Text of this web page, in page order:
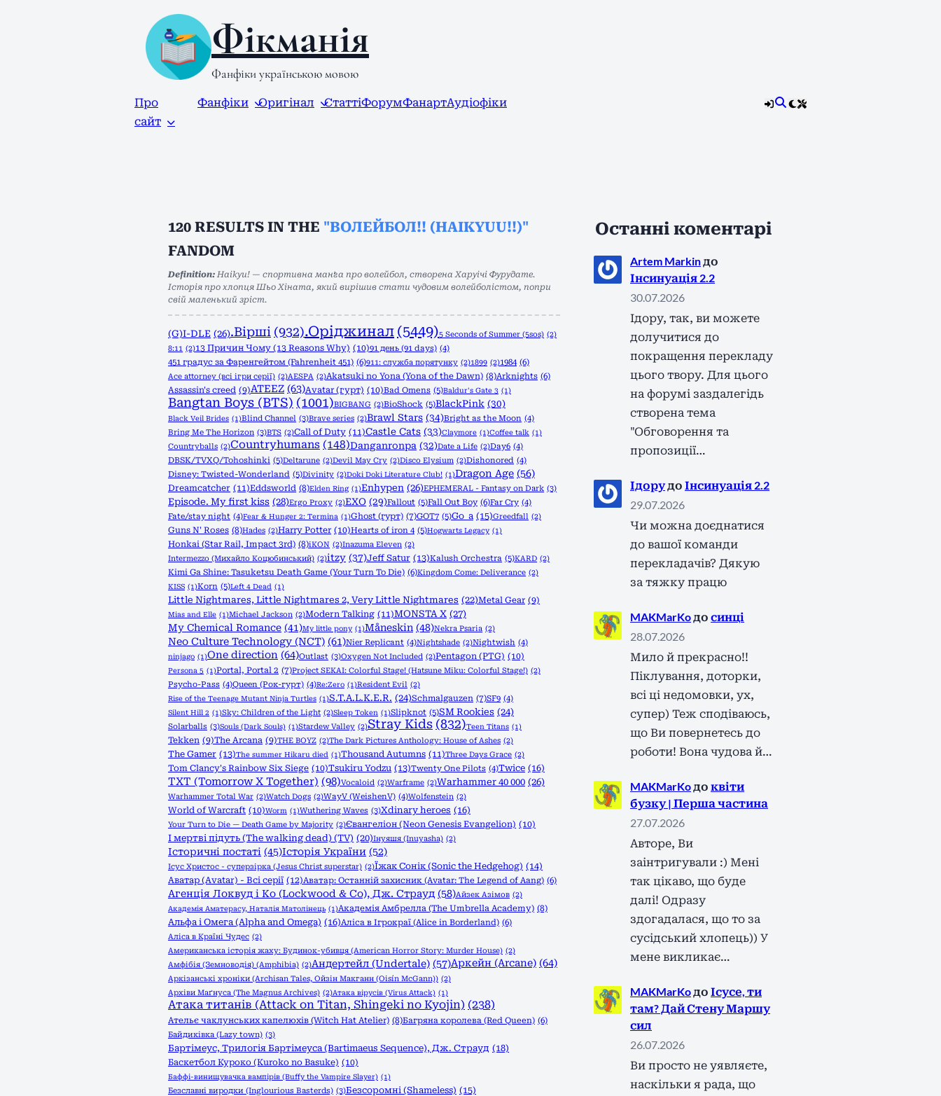
Фікманія
Фанфіки українською мовою
Про
сайт
Фанфіки Оригінал СтаттіФорумФанартАудіофіки
120 RESULTS IN THE "ВОЛЕЙБОЛ!! (HAIKYUU!!)"
FANDOM
Definition: Haikyu! — спортивна манґа про волейбол, створена Харуічі Фурудате.
Історія про хлопця Шьо Хіната, який вирішив стати чудовим волейболістом, попри
свій маленький зріст.
(G)I-DLE (26).Вірші (932).Оріджинал (5449)5 Seconds of Summer (5sos) (2)
8:11 (2)13 Причин Чому (13 Reasons Why) (10)91 день (91 days) (4)
451 градус за Фаренгейтом (Fahrenheit 451) (6)911: служба порятунку (2)1899 (2)1984 (6)
Ace attorney (всі ігри серії) (2)AESPA (2)Akatsuki no Yona (Yona of the Dawn) (8)Arknights (6)
Assassin's creed (9)ATEEZ (63)Avatar (гурт) (10)Bad Omens (5)Baldur's Gate 3 (1)
Bangtan Boys (BTS) (1001)BIGBANG (2)BioShock (5)BlackPink (30)
Black Veil Brides (1)Blind Channel (3)Brave series (2)Brawl Stars (34)Bright as the Moon (4)
Bring Me The Horizon (3)BTS (2)Call of Duty (11)Castle Cats (33)Claymore (1)Coffee talk (1)
Countryballs (2)Countryhumans (148)Danganronpa (32)Date a Life (2)Day6 (4)
DBSK/TVXQ/Tohoshinki (5)Deltarune (2)Devil May Cry (2)Disco Elysium (2)Dishonored (4)
Disney: Twisted-Wonderland (5)Divinity (2)Doki Doki Literature Club! (1)Dragon Age (56)
Dreamcatcher (11)Eddsworld (8)Elden Ring (1)Enhypen (26)EPHEMERAL - Fantasy on Dark (3)
Episode. My first kiss (28)Ergo Proxy (2)EXO (29)Fallout (5)Fall Out Boy (6)Far Cry (4)
Fate/stay night (4)Fear & Hunger 2: Termina (1)Ghost (гурт) (7)GOT7 (5)Go_a (15)Greedfall (2)
Guns N' Roses (8)Hades (2)Harry Potter (10)Hearts of iron 4 (5)Hogwarts Legacy (1)
Honkai (Star Rail, Impact 3rd) (8)iKON (2)Inazuma Eleven (2)
Intermezzo (Михайло Коцюбинський) (2)itzy (37)Jeff Satur (13)Kalush Orchestra (5)KARD (2)
Kimi Ga Shine: Tasuketsu Death Game (Your Turn To Die) (6)Kingdom Come: Deliverance (2)
KISS (1)Korn (5)Left 4 Dead (1)
Little Nightmares, Little Nightmares 2, Very Little Nightmares (22)Metal Gear (9)
Mias and Elle (1)Michael Jackson (2)Modern Talking (11)MONSTA X (27)
My Chemical Romance (41)My little pony (1)Måneskin (48)Nekra Psaria (2)
Neo Culture Technology (NCT) (61)Nier Replicant (4)Nightshade (2)Nightwish (4)
ninjago (1)One direction (64)Outlast (3)Oxygen Not Included (2)Pentagon (PTG) (10)
Persona 5 (1)Portal, Portal 2 (7)Project SEKAI: Colorful Stage! (Hatsune Miku: Colorful Stage!) (2)
Psycho-Pass (4)Queen (Рок-гурт) (4)Re:Zero (1)Resident Evil (2)
Rise of the Teenage Mutant Ninja Turtles (1)S.T.A.L.K.E.R. (24)Schmalgauzen (7)SF9 (4)
Silent Hill 2 (1)Sky: Children of the Light (2)Sleep Token (1)Slipknot (5)SM Rookies (24)
Solarballs (3)Souls (Dark Souls) (1)Stardew Valley (2)Stray Kids (832)Teen Titans (1)
Tekken (9)The Arcana (9)THE BOYZ (2)The Dark Pictures Anthology: House of Ashes (2)
The Gamer (13)The summer Hikaru died (1)Thousand Autumns (11)Three Days Grace (2)
Tom Clancy's Rainbow Six Siege (10)Tsukiru Yodzu (13)Twenty One Pilots (4)Twice (16)
TXT (Tomorrow X Together) (98)Vocaloid (2)Warframe (2)Warhammer 40 000 (26)
Warhammer Total War (2)Watch Dogs (2)WayV (WeishenV) (4)Wolfenstein (2)
World of Warcraft (10)Worm (1)Wuthering Waves (3)Xdinary heroes (16)
Your Turn to Die — Death Game by Majority (2)Євангеліон (Neon Genesis Evangelion) (10)
І мертві підуть (The walking dead) (TV) (20)Інуяшя (Inuyasha) (2)
Історичні постаті (45)Історія України (52)
Ісус Христос - суперзірка (Jesus Christ superstar) (2)Їжак Сонік (Sonic the Hedgehog) (14)
Аватар (Avatar) - Всі серії (12)Аватар: Останній захисник (Avatar: The Legend of Aang) (6)
Агенція Локвуд і Кo (Lockwood & Co), Дж. Страуд (58)Айзек Азімов (2)
Академія Аматерасу, Наталія Матолінець (1)Академія Амбрелла (The Umbrella Academy) (8)
Альфа і Омега (Alpha and Omega) (16)Аліса в Ігрокраї (Alice in Borderland) (6)
Аліса в Країні Чудес (2)
Американська історія жаху: Будинок-убивця (American Horror Story: Murder House) (2)
Амфібія (Земноводія) (Amphibia) (2)Андертейл (Undertale) (57)Аркейн (Arcane) (64)
Аркізанські хроніки (Archisan Tales, Ойзін Макганн (Oisín McGann)) (2)
Архіви Маґнуса (The Magnus Archives) (2)Атака вірусів (Virus Attack) (1)
Атака титанів (Attack on Titan, Shingeki no Kyojin) (238)
Ательє чаклунських капелюхів (Witch Hat Atelier) (8)Багряна королева (Red Queen) (6)
Байдиківка (Lazy town) (3)
Бартімеус, Трилогія Бартімеуса (Bartimaeus Sequence), Дж. Страуд (18)
Баскетбол Куроко (Kuroko no Basuke) (10)
Баффі-винищувачка вампірів (Buffy the Vampire Slayer) (1)
Безславні виродки (Inglourious Basterds) (3)Безсоромні (Shameless) (15)
Останні коментарі
Artem Markinдо
Інсинуація 2.2
30.07.2026
Ідору, так, ви можете
долучитися до
покращення перекладу
цього твору. Для цього
на форумі заздалегідь
створена тема
"Обговорення та
пропозиції…
Ідорудо Інсинуація 2.2
29.07.2026
Чи можна доєднатися
до вашої команди
перекладачів? Дякую
за тяжку працю
MAKMarKoдо синці
28.07.2026
Мило й прекрасно!!
Піклування, доторки,
всі ці недомовки, ух,
супер) Теж сподіваюсь,
що Ви повернетесь до
роботи! Вона чудова й…
MAKMarKoдо квіти
бузку | Перша частина
27.07.2026
Авторе, Ви
заінтригували :) Мені
так цікаво, що буде
далі! Одразу
здогадалася, що то за
сусідський хлопець)) У
мене викликає…
MAKMarKoдо Ісусе, ти
там? Дай Стену Маршу
сил
26.07.2026
Ви просто не уявляєте,
наскільки я рада, що